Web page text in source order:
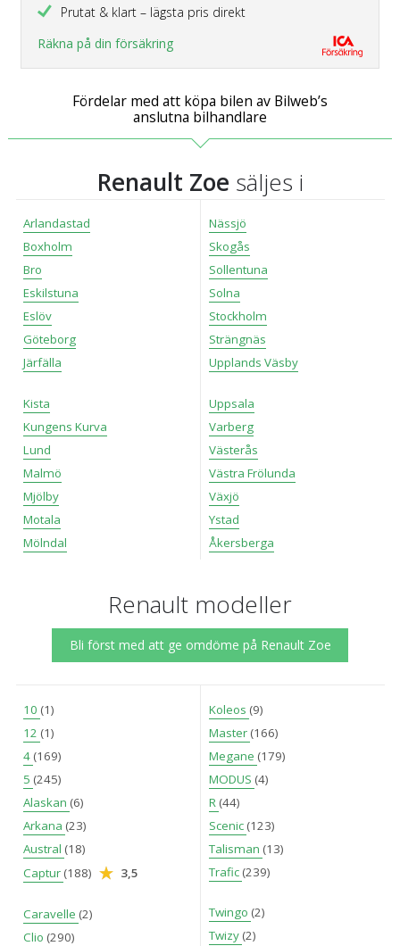
Prutat & klart – lägsta pris direkt
Räkna på din försäkring
Fördelar med att köpa bilen av Bilweb’s
anslutna bilhandlare
Renault Zoe säljes i
Arlandastad
Boxholm
Bro
Eskilstuna
Eslöv
Göteborg
Järfälla
Kista
Kungens Kurva
Lund
Malmö
Mjölby
Motala
Mölndal
Nässjö
Skogås
Sollentuna
Solna
Stockholm
Strängnäs
Upplands Väsby
Uppsala
Varberg
Västerås
Västra Frölunda
Växjö
Ystad
Åkersberga
Renault modeller
Bli först med att ge omdöme på Renault Zoe
10 (1)
12 (1)
4 (169)
5 (245)
Alaskan (6)
Arkana (23)
Austral (18)
Captur (188) 3,5
Caravelle (2)
Clio (290)
Koleos (9)
Master (166)
Megane (179)
MODUS (4)
R (44)
Scenic (123)
Talisman (13)
Trafic (239)
Twingo (2)
Twizy (2)